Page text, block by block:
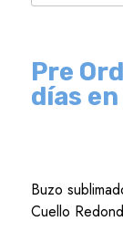
Pre
días
Buzo
Cuello